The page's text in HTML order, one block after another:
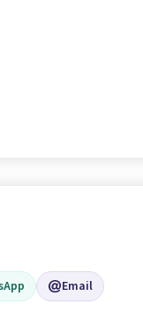
Email